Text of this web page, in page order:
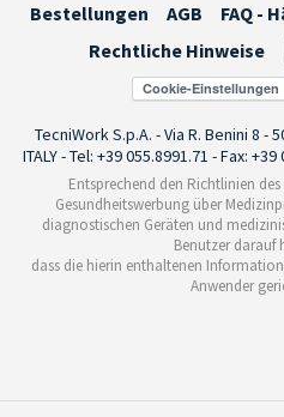
Bestellungen
AGB FAQ -
Rechtliche Hinweise
Cookie-Einstellungen
TecniWork S.p.A. - Via R. Benini 8 -
ITALY - Tel: +39 055.8991.71 - Fax:
Entsprechend den Richtlinien
Gesundheitswerbung über
diagnostischen Geräten und
Benutzer darauf
dass die hierin enthaltenen
Anwender